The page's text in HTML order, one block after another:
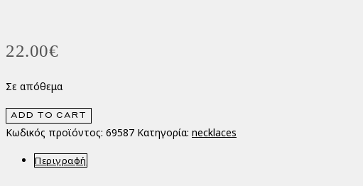
22.00€
Σε απόθεμα
Corazon
Necklace
ADD TO CART
Κωδικός προϊόντος: 69587 Κατηγορία: necklaces
Περιγραφή